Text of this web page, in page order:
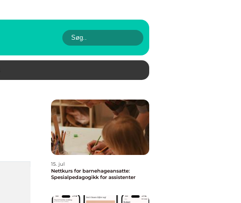
15. jul
Nettkurs for barnehageansatte:
Spesialpedagogikk for assistenter